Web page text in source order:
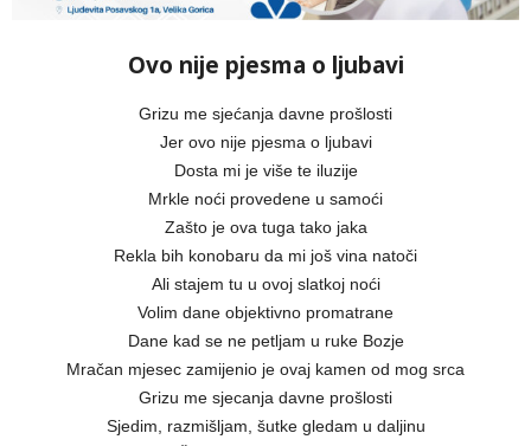
Ovo nije pjesma o ljubavi
Grizu me sjećanja davne prošlosti
Jer ovo nije pjesma o ljubavi
Dosta mi je više te iluzije
Mrkle noći provedene u samoći
Zašto je ova tuga tako jaka
Rekla bih konobaru da mi još vina natoči
Ali stajem tu u ovoj slatkoj noći
Volim dane objektivno promatrane
Dane kad se ne petljam u ruke Bozje
Mračan mjesec zamijenio je ovaj kamen od mog srca
Grizu me sjecanja davne prošlosti
Sjedim, razmišljam, šutke gledam u daljinu